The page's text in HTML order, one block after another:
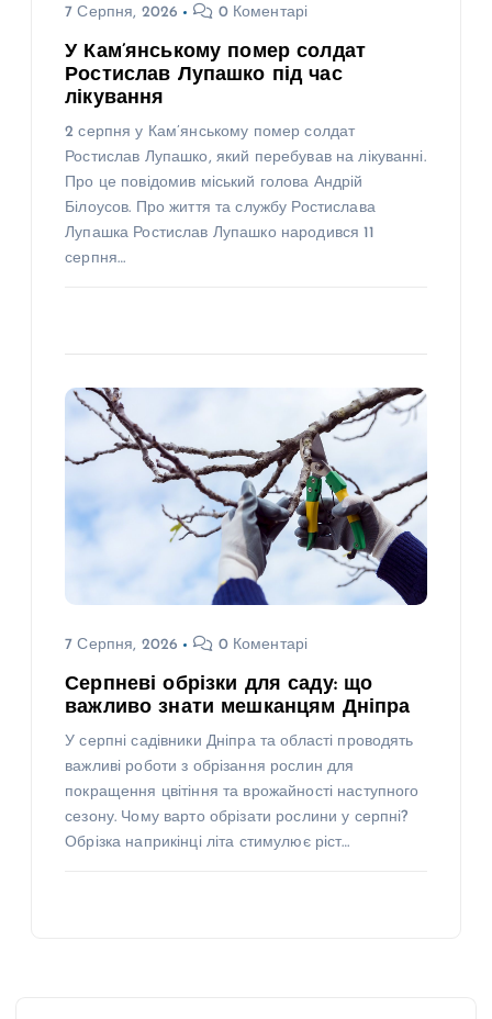
7 Серпня, 2026 0 Коментарі
У Кам’янському помер солдат
Ростислав Лупашко під час
лікування
2 серпня у Кам’янському помер солдат
Ростислав Лупашко, який перебував на лікуванні.
Про це повідомив міський голова Андрій
Білоусов. Про життя та службу Ростислава
Лупашка Ростислав Лупашко народився 11
серпня…
7 Серпня, 2026 0 Коментарі
Серпневі обрізки для саду: що
важливо знати мешканцям Дніпра
У серпні садівники Дніпра та області проводять
важливі роботи з обрізання рослин для
покращення цвітіння та врожайності наступного
сезону. Чому варто обрізати рослини у серпні?
Обрізка наприкінці літа стимулює ріст…